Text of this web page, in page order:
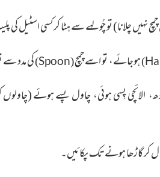
نہیں چلانا)تو چُولہے سے ہٹا کر کسی اسٹیل کی
)ہوجائے، تو اسے چمچ(
Spoon
)کی مدد سے
الائچی پِسی ہوئی، چاول پسے ہوئے
کر گاڑھا ہونے تک پکائیں۔